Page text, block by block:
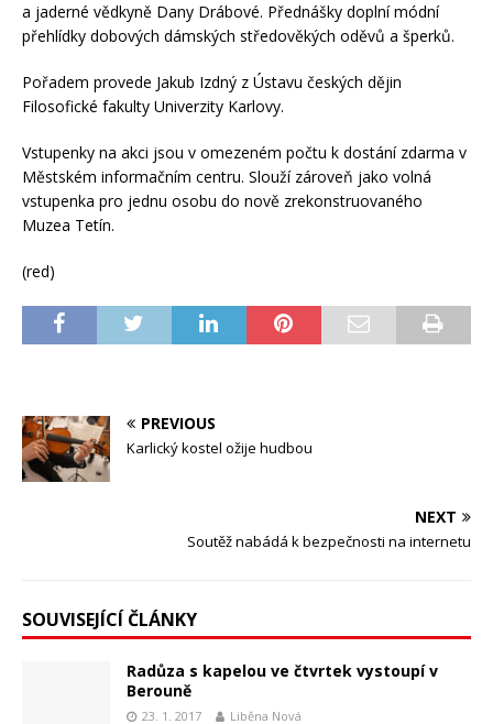
a jaderné vědkyně Dany Drábové. Přednášky doplní módní
přehlídky dobových dámských středověkých oděvů a šperků.
Pořadem provede Jakub Izdný z Ústavu českých dějin
Filosofické fakulty Univerzity Karlovy.
Vstupenky na akci jsou v omezeném počtu k dostání zdarma v
Městském informačním centru. Slouží zároveň jako volná
vstupenka pro jednu osobu do nově zrekonstruovaného
Muzea Tetín.
(red)
PREVIOUS
Karlický kostel ožije hudbou
NEXT
Soutěž nabádá k bezpečnosti na internetu
SOUVISEJÍCÍ ČLÁNKY
Radůza s kapelou ve čtvrtek vystoupí v
Berouně
23. 1. 2017 Liběna Nová